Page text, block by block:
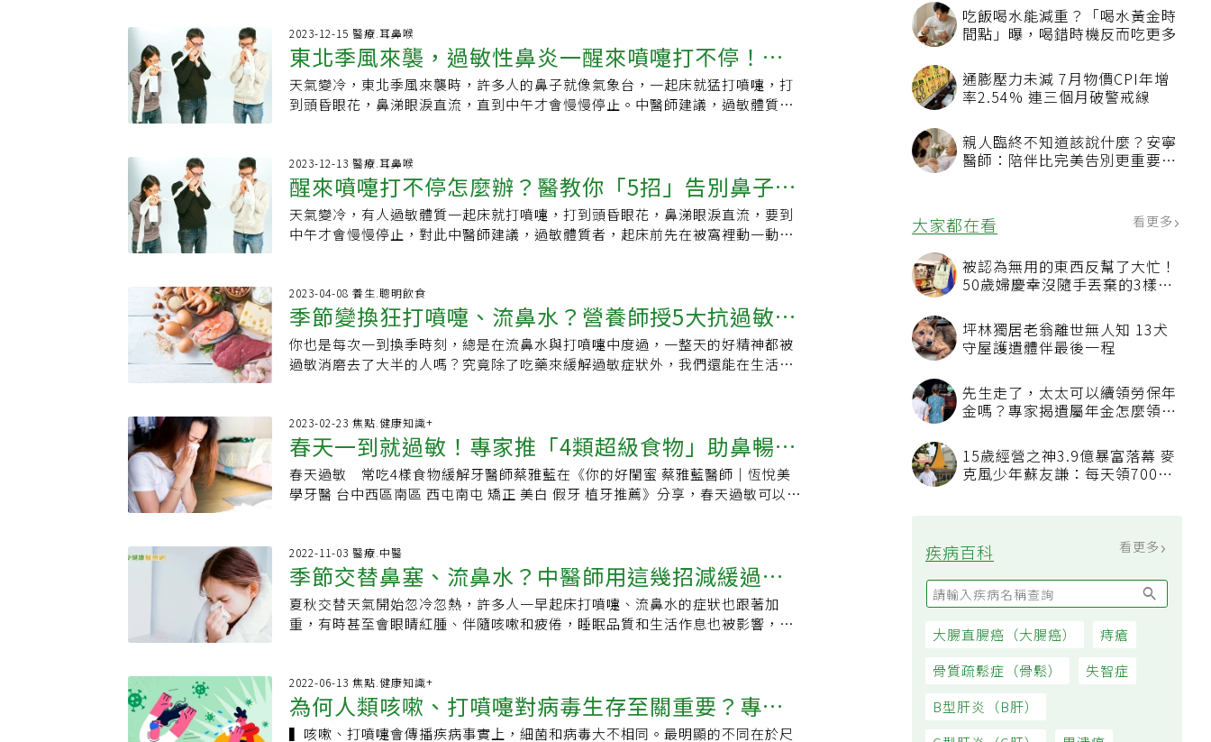
我已經戒菸戒酒，也開始運動，
三高數值都正常了，為什麼還不
能停藥？
吃飯喝水能減重？「喝水黃金時
間點」曝，喝錯時機反而吃更多
率2.54% 連三個月破警戒線
勞做運動，也就是所謂「5510口訣操」：5510口訣操5：一次收縮5秒鐘5：再來
放鬆5秒鐘10：以10遍當作1回合【本文獲uho優活健康網授權刊登，原文刊載網
址：https://www.uho.com.tw/article-64831.html】
可以先用熱水和肥皂進行清洗，有研究顯示，若要殺死黴菌，可以用醋和水1：1
的比例調和，讓溶液在水瓶內靜置幾分鐘，然後徹底沖乾淨，之後讓瓶子完全晾
乾。平常若想防止黴菌生成，不光是倒一點水進去涮一涮就算了，最好使用洗碗
機或倒入溫熱水和清潔劑進行手洗。多久清理一次水瓶？蘇美戈表示建議一週就
霉，以及其他種類的細菌進入飲用水中。蘇美戈提醒人們忘記嘴巴和手上都有細
菌，每天觸摸、注滿水瓶、打開蓋子等都會導入細菌，因此必須定時清潔。資料
來源／Cleveland Clinic
是要避免接觸過敏原，再輔以良好的飲食習慣，補充優質的營養素，保持適量的
水分攝取、適當的運動與充足睡眠，同時控制糖類和加工食品的攝取，才能維持
免疫力平衡，減少過敏頻率。【本文獲uho優活健康網授權刊登，原文刊載網
址：https://www.uho.com.tw/article-63743.html】(責任編輯：葉姿岑）
人會習慣性打噴嚏，但不一定是過敏在各種不同過敏反應中，最常見的就是過敏
性鼻炎，特徵是會一直打噴嚏、流鼻水，甚至連眼睛周圍都紅腫癢。但有些人會
習慣性打噴嚏，卻不是過敏性鼻炎，而是「溫差反應」，讓鼻腔短時間內過冷或
過熱。比如頻繁進出冷氣房、暖氣房，或是風直接吹到鼻子、冰水喝太快等，都
次接觸，又會引發同樣反應。例如吸到塵蟎而打噴嚏、流鼻水、眼睛癢，再次接
觸到塵蟎又有同樣反應，很可能對塵蟎過敏。或是吃了某種食物／藥物後，半小
時到兩小時內出現皮膚疹子等過敏症狀，下次又接觸到時，又有同樣反應。判斷
二：沒有接觸特定物質時不會發作在沒有接觸到引起過敏反應的物質前，不會產
生過敏反應。比如對塵蟎過敏，家裡打掃乾淨後就不再流鼻水、打噴嚏了。判斷
痛；皮膚過敏除了搔癢之外，也可能起紅疹。有過敏體質可以打疫苗嗎？前面已
經介紹過，通常過敏是對「特定物質」過敏，所以只要不是對疫苗成份過敏，基
本上都可以施打。但如果不確定自己到底有沒有對疫苗成份過敏，可以先檢視自
己是不是「高風險過敏者」。高風險過敏者是指有過敏體質，而且情況嚴重的
鼻炎／氣喘）。4. 有肥大細胞疾病。如果是高風險族群，在接種mRNA疫苗後，
的確也有過敏性休克的風險，建議在打疫苗前，詳細告知過敏史，並諮詢醫師施
打疫苗的意見；如果真的要施打，同時也在醫護人員監控下施打疫苗、觀察30分
鐘，確認平安。過敏發作怎麼辦？過敏發作的時候，做什麼都不舒服，該怎麼
辦？過敏性鼻炎怎麼辦：熱敷鼻子、眼周，或用洗鼻器清洗鼻子，平躺讓自己休
過敏怎麼辦：輕微症狀先停止吃該食物／藥物，並註記起來。如果嚴重過敏，請
立即就醫。有過敏的人該注意這些！我該做過敏原檢測嗎？如果是症狀輕微的
人，「親自試一試」就是最好用的方法；但如果症狀嚴重，還是建議就醫。（延
伸閱讀：花了萬元做過敏檢測，還是沒有用》過敏科醫生：不用花大錢，最好的
過敏，卻可能讓過敏症狀更嚴重。因此對於慢性過敏的人來說，如果多攝取能夠
「抗發炎」的食物營養，的確能幫助減輕過敏症狀。而益生菌的效果則因人而
異，目前研究顯示異位性皮膚炎的患者會比較有效果。（延伸閱讀：9成以上的過
敏患者，腸道都充滿毒素！她花3週戒「麵包、麵條」，過敏竟好轉了）吃藥要吃
平時如何做，可以減少因寵物的毛而產生的過敏反應？「醫師，我家裡養了3隻貓
咪，但是從去年得到新冠後開始會一直過敏，鼻水流不停，不想跟心愛的牠們分
開，我該怎麼辦&amp;nbsp;？&amp;nbsp;」 苦惱的李小姐問到。中醫診所鄭天
麗中醫師建議可以：1.劃分區域，區隔出毛孩的活動空間，盡量不跟毛孩們一起
同床共枕。2.避免在有寵物的空間放太多毛地毯，會累積很多毛髮跟皮屑，布料
不但可以維持皮膚的健康，更可以防止毛孩把毛舔進肚裡，阻塞腸胃道，清理同
時要戴著口罩。5.使用低粉塵的貓砂，或在貓砂盆外加罩，並在盆外放上落砂
墊，都可以很好的改善室內塵土飛揚的粉塵。在過敏時，日常生活可以做些什麼
改善過敏症狀？1.有過敏性鼻炎或氣喘者，應避免劇烈運動，乾冷空氣未經加溫
呼吸道。3.平常可飲用中藥茶飲- 養氣減敏茶：黃耆2錢、枸杞3錢、桂枝2錢、白
芷2錢、大棗5顆，以沸水600cc，燜泡10分中後飲用，能驅散風寒，溫通鼻竅，
改善一直鼻塞，流清鼻水的困擾。哪些穴道按壓後可以減緩過敏症狀？中醫認為
過敏性鼻炎多因臟腑功能失調，再加上外感風寒，疫氣之邪侵襲表衛鼻竅而致，
以肺、脾(胃)、腎虛損為主。．肺經穴道：太淵穴，在手腕橫紋以上、拇指大魚際
醒，在每個穴位按摩 3 -5 分鐘後，換同側另一邊的穴道，早晚各按摩一次為佳。
由以上日常保健跟穴位按壓方式可以發現，溫熱祛寒，補虛的方式可以用熱毛
巾、加熱毯敷著穴位、或吹風機來回吹，能加強以上穴道的功效。（圖片來源：
Dreamstime/典匠影像）延伸閱讀： ·醫點名「日常4件事」恐害鼻過敏更嚴
2023-12-15 醫療.耳鼻喉
東北季風來襲，過敏性鼻炎一醒來噴嚏打不停！起
床先做「這幾件事」可大幅緩解症狀
天氣變冷，東北季風來襲時，許多人的鼻子就像氣象台，一起床就猛打噴嚏，打
到頭昏眼花，鼻涕眼淚直流，直到中午才會慢慢停止。中醫師建議，過敏體質者
過敏性鼻炎症狀。2要素誘發鼻過敏高雄市立聯合醫院中醫科主任戴滋慧表示，這
些鼻過敏的症狀，主要是接觸到過敏原，常見如塵蟎、黴菌孢子、花粉等，刺激
人體產生免疫反應；其次是自律神經功能異常，引發副交感神經反射，造成血管
通透性增加，引起鼻子過敏，例如突來的冷空氣、溫差變化，情緒改變、異常氣
味等。鼻過敏的患者，常見鼻塞、噴嚏、流鼻水、鼻子癢、眼睛癢等症狀，嚴重
說，近日因免疫負債關係多種病毒齊發，攻陷校園，家戶接觸可能間接危及家中
長輩，此時更要保護好呼吸道，避免鼻過敏發作，阻絕病菌於人體之外。過敏性
鼻炎主因「脾肺氣虛」 宜每日早晨飲用溫熱飲中醫稱過敏性鼻炎為「鼻鼽(ㄑㄧㄡ
ˊ)」，病因主要是「脾肺氣虛」，又因風寒濕邪侵襲，而使肺經受寒所致。戴滋
補肺氣，抵抗過敏原的刺激；白朮可健脾燥濕，止鼻水，增強腸胃免疫功能；防
風具溫散風邪作用，可提升人體抗菌能力；枸杞、紅棗可補益肝腎，穩定自律神
經，幫助呼吸道抵抗溫差變化。戴滋慧建議，可使用高壓煎煮鍋熬煮成即飲藥
液，平日只要冷藏保存，起床後溫熱即可飲用。過敏性鼻炎患者生活保養5撇步1.
作息要注意保暖，早晨起床前先在被窩裡動一動。起床後穿好衣服先喝杯溫熱開
果，如椰子、西瓜、白菜、白蘿蔔等。4.定期清潔窗簾和換洗寢具，可使用抗過
敏防蟎床組，每兩周清洗一次。5.可搭配使用除濕機或空氣清淨機，將濕度控制
在 55-65%，防止黴菌滋生及塵蟎繁殖。(責任編輯：葉姿岑）
2023-12-13 醫療.耳鼻喉
醒來噴嚏打不停怎麼辦？醫教你「5招」告別鼻子氣
象台
天氣變冷，有人過敏體質一起床就打噴嚏，打到頭昏眼花，鼻涕眼淚直流，要到
中午才會慢慢停止，對此中醫師建議，過敏體質者，起床前先在被窩裡動一動，
雄市立聯合醫院中醫科主任戴滋慧表示，這些鼻過敏的症狀，主要是接觸到過敏
原，刺激人體產生免疫反應，常見如塵蹣、黴菌孢子、花粉等。其次是自律神經
功能異常，引發副交感神經反射，造成血管通透性增加，引起鼻子過敏，例如突
來的冷空氣、溫差變化，情緒改變、異常氣味等。患者經常鼻塞、噴嚏、流鼻
水、鼻子癢、眼睛癢等，嚴重時還會頭暈、注意力不集中、記憶力減退和無法安
保暖，尤其早晨起床前先在被窩裡動一動，起床後穿好衣服先喝杯溫熱開水，並
可以按摩迎香穴，來保持鼻子通暢，方法是將雙手摩擦發熱後，在鼻翼周圍按摩
20下。此外，戴滋慧表示，過敏性鼻炎患者平日要少喝生冷飲料或吃涼性蔬果，
如椰子、西瓜、白菜、白蘿蔔等。窗簾和寢具，可使用抗過敏防蟎床組，每兩周
要是脾肺氣虛，又因風寒濕邪侵襲，而使肺經受寒所致，在保健上，也可透過每
日飲用溫熱的防敏茶飲，調整過敏體質，其中藥材使用黃耆來大補肺氣，抵抗過
敏原的刺激；白朮來健脾燥濕，止鼻水，增強腸胃免疫功能；防風來溫散風邪，
提升人體抗菌能力；枸杞、紅棗來補益肝腎，穩定自律神經，幫助呼吸道抵抗溫
差變化，該院中醫科有用高壓煎煮鍋來熬煮成即飲藥液，平日只要冷藏保存，起
2023-04-08 養生.聰明飲食
季節變換狂打噴嚏、流鼻水？營養師授5大抗過敏飲
食技巧，助你脫離衛生紙人生
你也是每次一到換季時刻，總是在流鼻水與打噴嚏中度過，一整天的好精神都被
過敏消磨去了大半的人嗎？究竟除了吃藥來緩解過敏症狀外，我們還能在生活上
成因像是吃了海鮮後覺得喉嚨癢或是換季一直打噴嚏…等，這些情形，都是很常
發生的過敏現象。所謂的過敏，其實是身體的免疫系統，把一些日常生活中常見
的物質如棉絮、花粉、海鮮…等，當成了細菌與病毒來對付，因此而產生的過度
免疫反應。目前科學家們依據過敏反應發生機制的不同，分出四種過敏類型，今
天我們要探討的便是一般人生活中最容易碰到的第一型過敏反應。以下Sean會用
後，輔助者Ｔ細胞會呼叫B細胞開始分泌大量抗體進入血液，同時抗體也會附著在
肥大細胞上，當肥大細胞再次接觸到過敏原時，肥大細胞就會開始釋出組織胺、
細胞激素的發炎物質，導致人體出現「紅、腫、熱、痛」等發炎現象，所以過敏
所出現的症狀就是這麼產生的。過敏與感冒的辨別根據統計，台灣具過敏性鼻炎
點來區分出兩者的不同來進一步做出相應的對策。‧體溫：過敏時的體溫通常是
正常的；而感冒時可能會發燒，所以體溫普遍偏高。‧鼻涕：過敏時鼻水是透明
的；感冒時則會出現黃綠色的鼻涕。‧喉嚨：過敏時的喉嚨較不會有明顯疼痛情
2023-02-23 焦點.健康知識+
春天一到就過敏！專家推「4類超級食物」助鼻暢通
大蒜、辣椒上榜
春天過敏 常吃4樣食物緩解牙醫師蔡雅藍在《你的好閨蜜 蔡雅藍醫師｜恆悅美
學牙醫 台中西區南區 西屯南屯 矯正 美白 假牙 植牙推薦》分享，春天過敏可以吃
素C：維生素C能幫助降低組織胺類過敏症狀發作的頻率，像是芭樂、奇異果、木
瓜、草莓、花椰菜等食物都含有豐富的維生素C。3、益生菌：研究證實，補充益
生菌有助於舒緩過敏性鼻炎與異位性皮膚炎。4、大蒜：大蒜中的水溶性成分可以
改善過敏引起的呼吸道發炎症狀，但嗆鼻味，則會加重呼吸道發炎反應，因此建
議應先將大蒜加水加熱溶出水溶性成分，並且加熱直到嗆味消失，此時食用大蒜
家教你日常照護秘訣
2022-11-03 醫療.中醫
季節交替鼻塞、流鼻水？中醫師用這幾招減緩過敏
症狀
夏秋交替天氣開始忽冷忽熱，許多人一早起床打噴嚏、流鼻水的症狀也跟著加
重，有時甚至會眼睛紅腫、伴隨咳嗽和疲倦，睡眠品質和生活作息也被影響，常
質和生活作息也被影響，常提不起勁總覺得懶懶散散的。中醫調理 改善鼻過敏、
便秘問題40歲張先生從小就有鼻過敏困擾，每逢夏秋交替症狀加重，吹到風就會
打噴嚏且鼻水流不止，到了冬天鼻子會乾到流血，其他還有便秘問題。台南市立
2022-06-13 焦點.健康知識+
為何人類咳嗽、打噴嚏對病毒生存至關重要？專家
▍咳嗽、打噴嚏會傳播疾病事實上，細菌和病毒大不相同。最明顯的不同在於尺